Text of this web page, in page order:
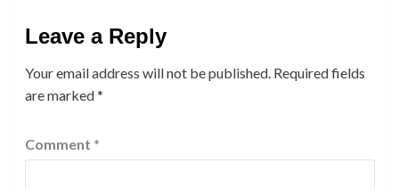
Leave a Reply
Your email address will not be published. Required fields
are marked*
Comment *